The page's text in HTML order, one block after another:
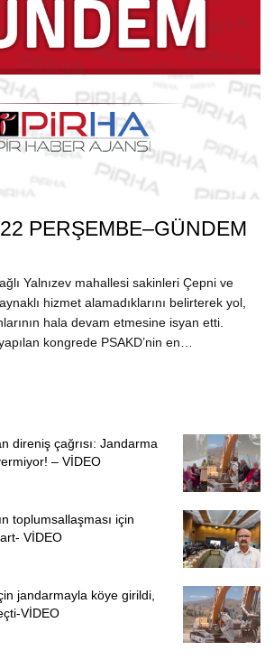
PERŞEMBE–GÜNDEM
Yalnızev mahallesi sakinleri Çepni ve
hizmet alamadıklarını belirterek yol,
hala devam etmesine isyan etti.
kongrede PSAKD’nin en…
direniş çağrısı: Jandarma
– VİDEO
toplumsallaşması için
VİDEO
jandarmayla köye girildi,
VİDEO